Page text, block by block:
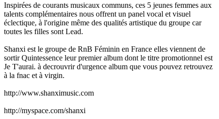
Inspirées de courants musicaux communs, ces 5 jeunes femmes aux
talents complémentaires nous offrent un panel vocal et visuel
éclectique, à l'origine même des qualités artistique du groupe car
toutes les filles sont Lead.
Shanxi est le groupe de RnB Féminin en France elles viennent de
sortir Quintessence leur premier album dont le titre promotionnel est
Je T'aurai. à decrouvrir d'urgence album que vous pouvez retrouvez
à la fnac et à virgin.
http://www.shanximusic.com
http://myspace.com/shanxi